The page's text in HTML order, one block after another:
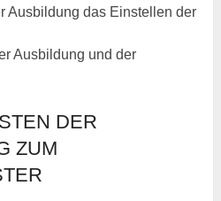
Ausbildung das Einstellen der
Ausbildung und der
DER
ZUM